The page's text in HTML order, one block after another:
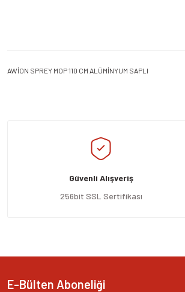
AWİON SPREY MOP 110 CM ALÜMİNYUM SAPLI
Ürün resmi kalitesiz, bozuk veya görüntülenemiyor.
Ürün açıklamasında eksik bilgiler bulunuyor.
Ürün bilgilerinde hatalar bulunuyor.
Ürün fiyatı diğer sitelerden daha pahalı.
Güvenli Alışveriş
256bit SSL Sertifikası
E-Bülten Aboneliği